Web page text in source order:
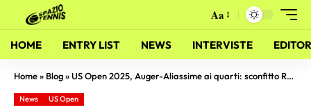
Aa
HOME ENTRY LIST NEWS INTERVISTE
Home» Blog»US Open 2025, Auger-Aliassime ai quarti: sconfitto Rublev in tre set
News US Open